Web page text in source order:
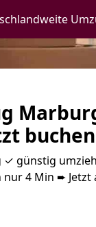
günstig
4 Min ➨ Jetzt